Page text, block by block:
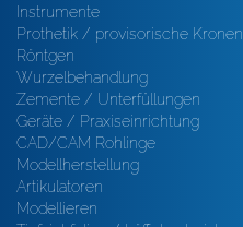
Instrumente
Prothetik / provisorische Kronen
Röntgen
Wurzelbehandlung
Zemente / Unterfüllungen
Geräte / Praxiseinrichtung
CAD/CAM Rohlinge
Modellherstellung
Artikulatoren
Modellieren